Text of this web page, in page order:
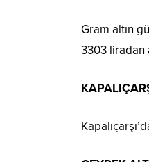
Gram altın
3303 liradan